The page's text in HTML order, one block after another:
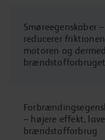
Smøreegenskaber –
reducerer
motoren og dermed
brændstofforbruget
– højere effekt,
brændstofforbrug